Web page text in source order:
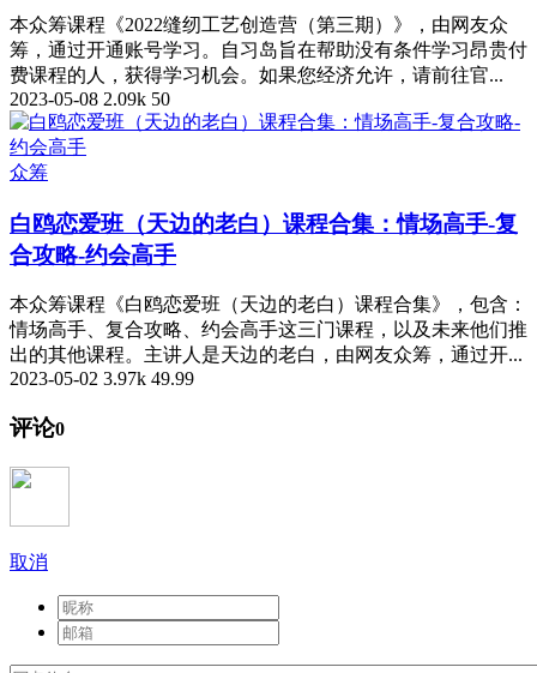
本众筹课程《2022缝纫工艺创造营（第三期）》，由网友众
筹，通过开通账号学习。自习岛旨在帮助没有条件学习昂贵付
费课程的人，获得学习机会。如果您经济允许，请前往官...
2023-05-08 2.09k 50
众筹
白鸥恋爱班（天边的老白）课程合集：情场高手-复
合攻略-约会高手
本众筹课程《白鸥恋爱班（天边的老白）课程合集》，包含：
情场高手、复合攻略、约会高手这三门课程，以及未来他们推
出的其他课程。主讲人是天边的老白，由网友众筹，通过开...
2023-05-02 3.97k 49.99
评论0
取消